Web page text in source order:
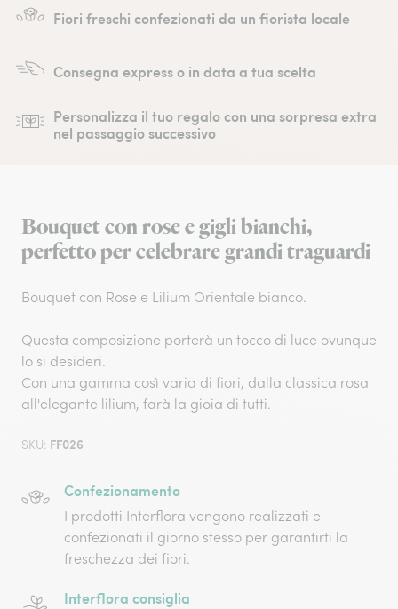
Fiori freschi confezionati da un fiorista locale
Consegna express o in data a tua scelta
Personalizza il tuo regalo con una sorpresa extra
nel passaggio successivo
Bouquet con rose e gigli bianchi,
perfetto per celebrare grandi traguardi
Bouquet con Rose e Lilium Orientale bianco.
Questa composizione porterà un tocco di luce ovunque
lo si desideri.
Con una gamma così varia di fiori, dalla classica rosa
all'elegante lilium, farà la gioia di tutti.
SKU: FF026
Confezionamento
I prodotti Interflora vengono realizzati e
confezionati il giorno stesso per garantirti la
freschezza dei fiori.
Interflora consiglia